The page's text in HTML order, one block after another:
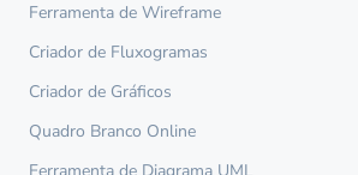
Ferramenta de Wireframe
Criador de Fluxogramas
Criador de Gráficos
Quadro Branco Online